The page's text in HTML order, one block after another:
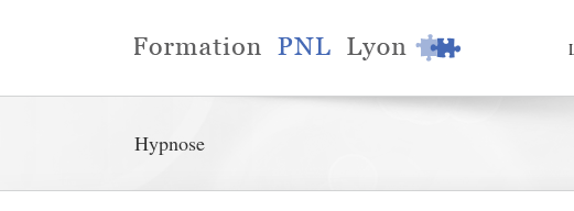
Hypnose